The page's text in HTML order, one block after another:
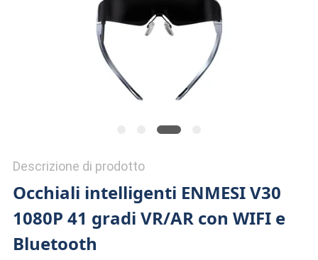
Descrizione di prodotto
Occhiali intelligenti ENMESI V30
1080P 41 gradi VR/AR con WIFI e
Bluetooth